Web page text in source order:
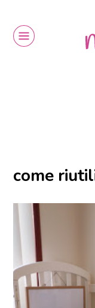
come